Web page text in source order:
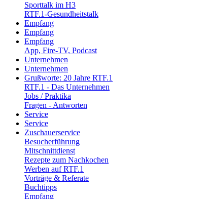
Sporttalk im H3
RTF.1-Gesundheitstalk
Empfang
Empfang
Empfang
App, Fire-TV, Podcast
Unternehmen
Unternehmen
Grußworte: 20 Jahre RTF.1
RTF.1 - Das Unternehmen
Jobs / Praktika
Fragen - Antworten
Service
Service
Zuschauerservice
Besucherführung
Mitschnittdienst
Rezepte zum Nachkochen
Werben auf RTF.1
Vorträge & Referate
Buchtipps
Empfang